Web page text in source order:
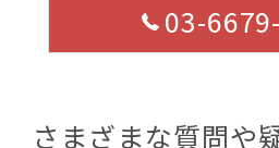
03-
さまざまな質問や